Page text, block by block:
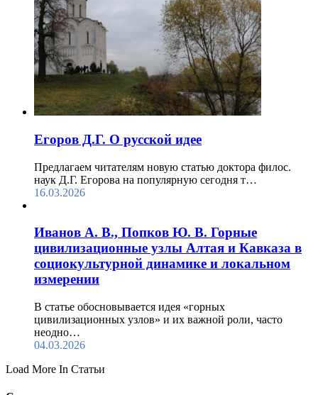
Егоров Д.Г. О русской идее
Предлагаем читателям новую статью доктора филос.
наук Д.Г. Егорова на популярную сегодня т…
16.03.2026
Иванов А. В., Попков Ю. В. Горные
цивилизационные узлы Алтая и Кавказа в
социокультурной динамике и локальном
измерении
В статье обосновывается идея «горных
цивилизационных узлов» и их важной роли, часто
неодно…
04.03.2026
Load More In Статьи